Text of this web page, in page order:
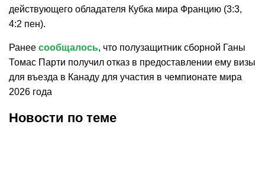
действующего обладателя Кубка мира Францию (3:3,
4:2 пен).
Ранее сообщалось, что полузащитник сборной Ганы
Томас Парти получил отказ в предоставлении ему визы
для въезда в Канаду для участия в чемпионате мира
2026 года
Новости по теме